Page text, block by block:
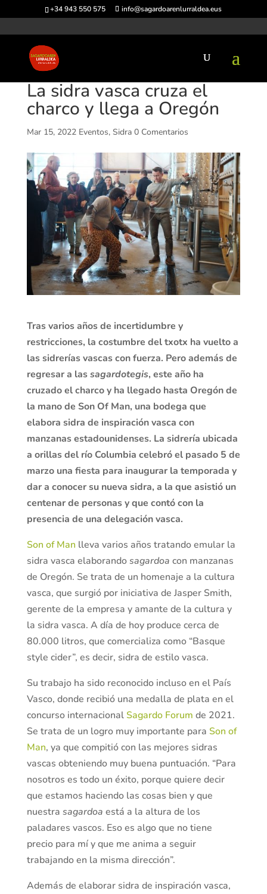
+34 943 550 575 info@sagardoarenlurraldea.eus
La sidra vasca cruza el
charco y llega a Oregón
Mar 15, 2022 Eventos, Sidra 0 Comentarios
Tras varios años de incertidumbre y
restricciones, la costumbre del txotx ha vuelto a
las sidrerías vascas con fuerza. Pero además de
regresar a lassagardotegis, este año ha
cruzado el charco y ha llegado hasta Oregón de
la mano de Son Of Man, una bodega que
elabora sidra de inspiración vasca con
manzanas estadounidenses. La sidrería ubicada
a orillas del río Columbia celebró el pasado 5 de
marzo una fiesta para inaugurar la temporada y
dar a conocer su nueva sidra, a la que asistió un
centenar de personas y que contó con la
presencia de una delegación vasca.
Son of Man lleva varios años tratando emular la
sidra vasca elaborandosagardoa con manzanas
de Oregón. Se trata de un homenaje a la cultura
vasca, que surgió por iniciativa de Jasper Smith,
gerente de la empresa y amante de la cultura y
la sidra vasca. A día de hoy produce cerca de
80.000 litros, que comercializa como “Basque
style cider”, es decir, sidra de estilo vasca.
Su trabajo ha sido reconocido incluso en el País
Vasco, donde recibió una medalla de plata en el
concurso internacionalSagardo Forum de 2021.
Se trata de un logro muy importante para Son of
Man, ya que compitió con las mejores sidras
vascas obteniendo muy buena puntuación. “Para
nosotros es todo un éxito, porque quiere decir
que estamos haciendo las cosas bien y que
nuestra sagardoa está a la altura de los
paladares vascos. Eso es algo que no tiene
precio para mí y que me anima a seguir
trabajando en la misma dirección”.
Además de elaborar sidra de inspiración vasca,